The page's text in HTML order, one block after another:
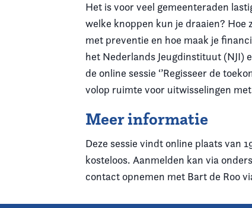
Kennis & Informatie
Het is voor veel gemeenteraden
welke knoppen kun je draaien? Hoe
met preventie en hoe maak je
het Nederlands Jeugdinstituut (NJI)
de online sessie ‘’Regisseer de
volop ruimte voor uitwisselingen
Meer informatie
Deze sessie vindt online plaats van
kosteloos. Aanmelden kan via
contact opnemen met Bart de Roo